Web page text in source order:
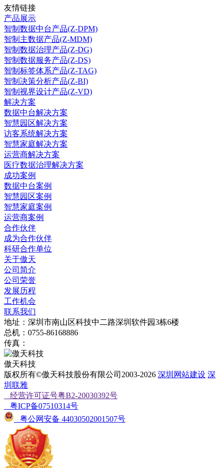
友情链接
产品展示
智制数据中台产品(Z-DPM)
智制主数据产品(Z-MDM)
智制数据治理产品(Z-DG)
智制数据服务产品(Z-DS)
智制标签体系产品(Z-TAG)
智制决策分析产品(Z-BI)
智制视界设计产品(Z-VD)
解决方案
数据中台解决方案
智慧园区解决方案
访客系统解决方案
智慧家庭解决方案
运营商解决方案
医疗数据治理解决方案
成功案例
数据中台案例
智慧园区案例
智慧家庭案例
运营商案例
合作伙伴
成为合作伙伴
科研合作单位
关于傲天
公司简介
公司荣誉
发展历程
工作机会
联系我们
地址：深圳市南山区科技中二路深圳软件园3栋6楼
总机：0755-86168886
传真：
傲天科技
版权所有©傲天科技股份有限公司2003-2026 深圳网站建设 深
圳联雅
经营许可证号粤B2-20030392号
粤ICP备07510314号
粤公网安备 44030502001507号